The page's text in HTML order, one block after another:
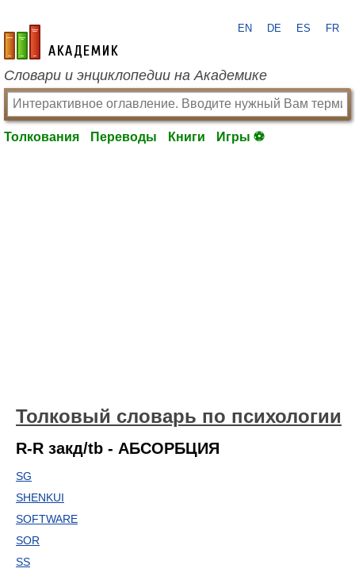
academic.ru
EN DE ES FR
Словари и энциклопедии на Академике
Толкования Переводы Книги Игры ⚽
Толковый словарь по психологии
R-R закд/tb - АБСОРБЦИЯ
SG
SHENKUI
SOFTWARE
SOR
SS